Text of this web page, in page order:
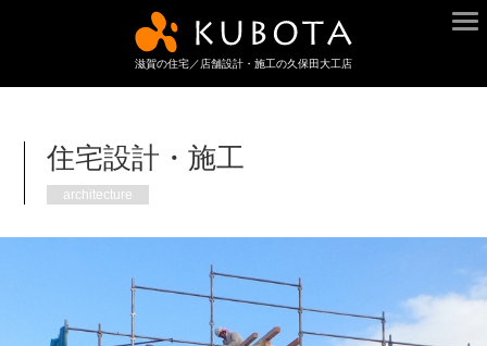
滋賀の住宅／店舗設計・施工の久保田大工店
住宅設計・施工
architecture